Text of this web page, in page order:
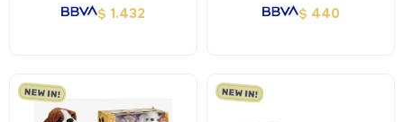
$ 1.432 $ 440